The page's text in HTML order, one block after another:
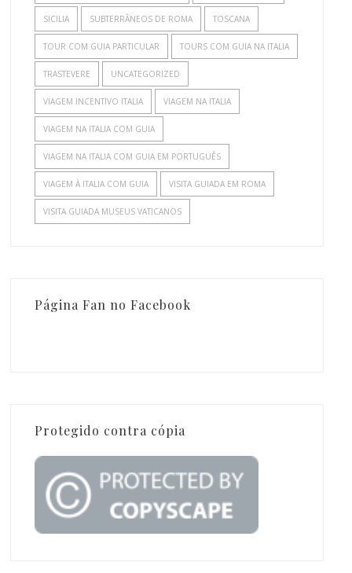
SICILIA SUBTERRÂNEOS DE ROMA TOSCANA
TOUR COM GUIA PARTICULAR TOURS COM GUIA NA ITALIA
TRASTEVERE UNCATEGORIZED
VIAGEM INCENTIVO ITALIA VIAGEM NA ITALIA
VIAGEM NA ITALIA COM GUIA
VIAGEM NA ITALIA COM GUIA EM PORTUGUÊS
VIAGEM À ITALIA COM GUIA VISITA GUIADA EM ROMA
VISITA GUIADA MUSEUS VATICANOS
Página Fan no Facebook
Protegido contra cópia